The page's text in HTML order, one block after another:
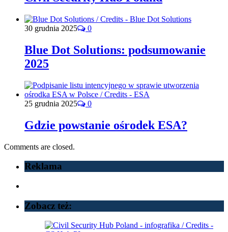
30 grudnia 2025 0
Blue Dot Solutions: podsumowanie
2025
25 grudnia 2025 0
Gdzie powstanie ośrodek ESA?
Comments are closed.
Reklama
Zobacz też: